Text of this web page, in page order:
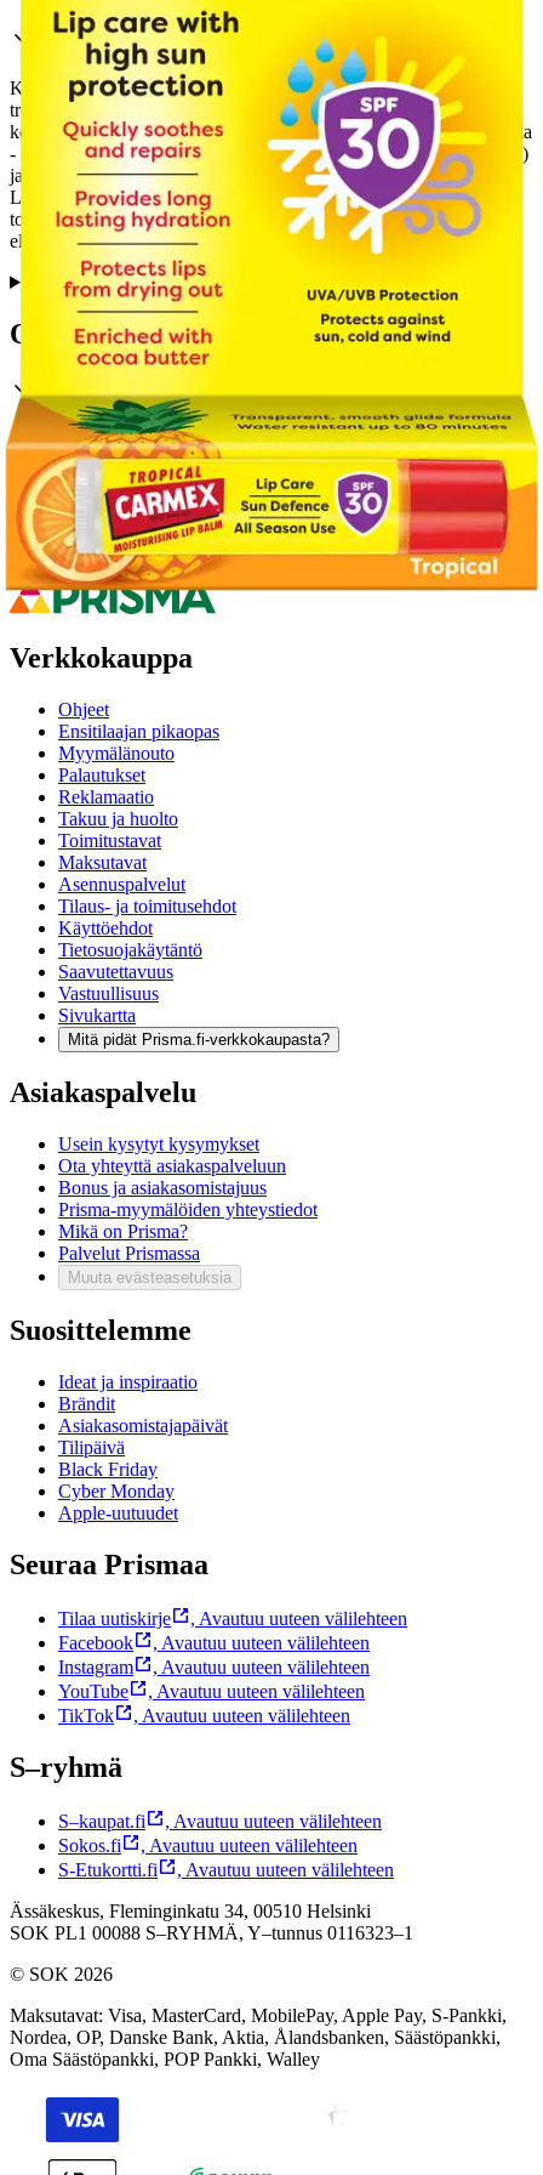
Kosteuttavaa suojaa huulille! Carmex SPF30 on ihastuttavan
trooppisella tuoksulla ja kaakaovoilla varustettu huulivoide, joka
kosteuttaa huuliasi tehokkaasti ja pitkäkestoisesti. Uudistettu formula
- nyt entistä parempi koostumus! Korkea aurinkosuoja (UVA/UVB)
ja 80 minuutin vedenkestävyys suojaa huuliasi eri sääolosuhteilta.
Levitä runsaasti huulille ennen auringolle altistumista ja lisää
toistuvasti suojan ylläpitämiseksi. Carmex ei koskaan testaa
eläimillä.
Ominaisuudet
Oletko tyytyväinen tuotetietoihin?
Ovatko tuotetiedot riittävät? Jos tuotetiedoissa on puutteita tai niitä
voisi muuten parantaa, anna palautetta.
Anna palautetta,Avautuu uuteen välilehteen
Verkkokauppa
Ohjeet
Ensitilaajan pikaopas
Myymälänouto
Palautukset
Reklamaatio
Takuu ja huolto
Toimitustavat
Maksutavat
Asennuspalvelut
Tilaus- ja toimitusehdot
Käyttöehdot
Tietosuojakäytäntö
Saavutettavuus
Vastuullisuus
Sivukartta
Mitä pidät Prisma.fi-verkkokaupasta?
Asiakaspalvelu
Usein kysytyt kysymykset
Ota yhteyttä asiakaspalveluun
Bonus ja asiakasomistajuus
Prisma-myymälöiden yhteystiedot
Mikä on Prisma?
Palvelut Prismassa
Muuta evästeasetuksia
Suosittelemme
Ideat ja inspiraatio
Brändit
Asiakasomistajapäivät
Tilipäivä
Black Friday
Cyber Monday
Apple-uutuudet
Seuraa Prismaa
Tilaa uutiskirje , Avautuu uuteen välilehteen
Facebook
, Avautuu uuteen välilehteen
Instagram
, Avautuu uuteen välilehteen
YouTube
, Avautuu uuteen välilehteen
TikTok
, Avautuu uuteen välilehteen
S–ryhmä
S–kaupat.fi , Avautuu uuteen välilehteen
Sokos.fi
, Avautuu uuteen välilehteen
S-Etukortti.fi
, Avautuu uuteen välilehteen
Ässäkeskus, Fleminginkatu 34, 00510 Helsinki
SOK PL1 00088 S–RYHMÄ, Y–tunnus 0116323–1
© SOK 2026
Maksutavat: Visa, MasterCard, MobilePay, Apple Pay, S-Pankki,
Nordea, OP, Danske Bank, Aktia, Ålandsbanken, Säästöpankki,
Oma Säästöpankki, POP Pankki, Walley